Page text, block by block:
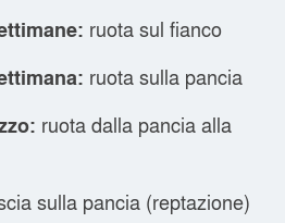
ruota sul fianco
ruota sulla pancia
ruota dalla pancia alla
sulla pancia (reptazione)